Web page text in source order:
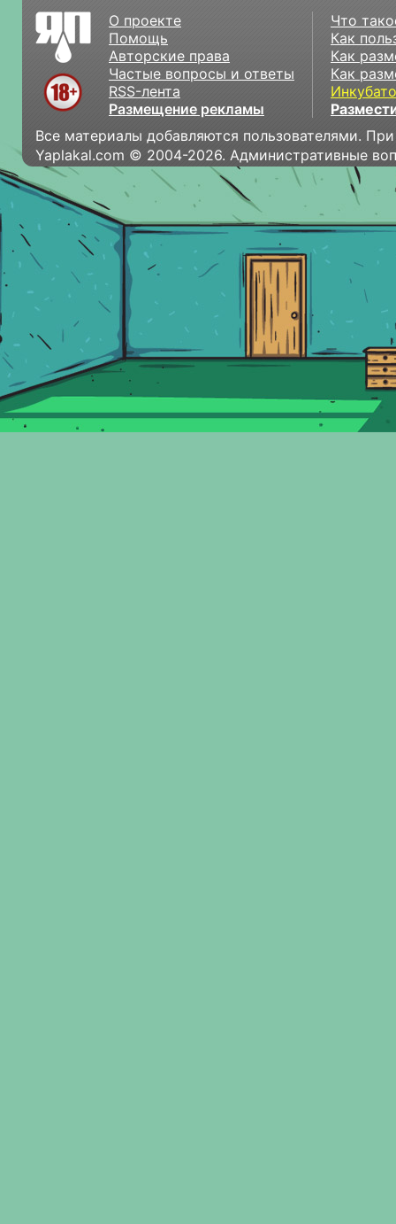
О проекте
Помощь
Авторские права
Частые вопросы и ответы
RSS-лента
Размещение рекламы
Что
Как
Как
Как
Все материалы добавляются пользователями.
Yaplakal.com © 2004-2026. Административные